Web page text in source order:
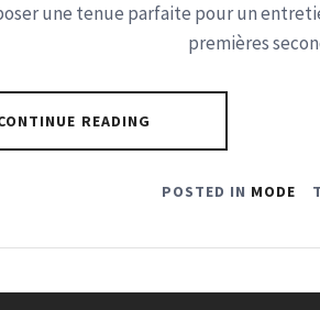
une tenue parfaite pour un
premières
READING
POSTED IN MODE